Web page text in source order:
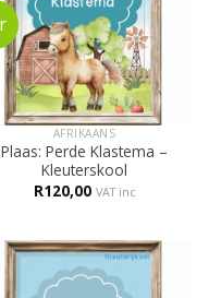
AFRIKAANS
Plaas: Perde Klastema –
Kleuterskool
R120,00 VAT inc